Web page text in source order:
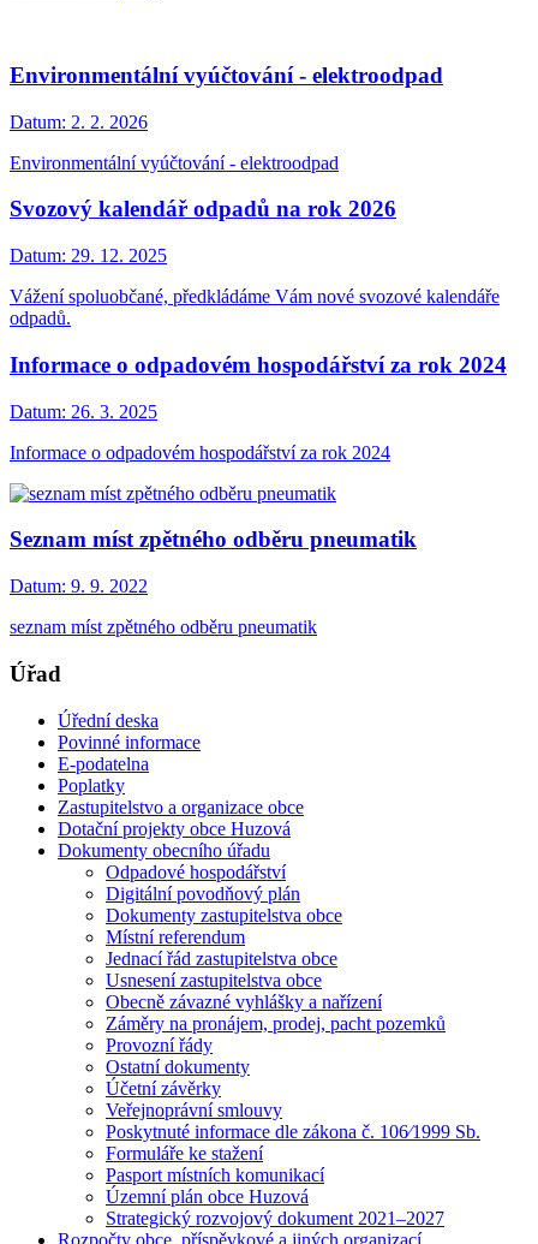
Environmentální vyúčtování - elektroodpad
Datum: 2. 2. 2026
Environmentální vyúčtování - elektroodpad
Svozový kalendář odpadů na rok 2026
Datum: 29. 12. 2025
Vážení spoluobčané, předkládáme Vám nové svozové kalendáře
odpadů.
Informace o odpadovém hospodářství za rok 2024
Datum: 26. 3. 2025
Informace o odpadovém hospodářství za rok 2024
Seznam míst zpětného odběru pneumatik
Datum: 9. 9. 2022
seznam míst zpětného odběru pneumatik
Úřad
Úřední deska
Povinné informace
E-podatelna
Poplatky
Zastupitelstvo a organizace obce
Dotační projekty obce Huzová
Dokumenty obecního úřadu
Odpadové hospodářství
Digitální povodňový plán
Dokumenty zastupitelstva obce
Místní referendum
Jednací řád zastupitelstva obce
Usnesení zastupitelstva obce
Obecně závazné vyhlášky a nařízení
Záměry na pronájem, prodej, pacht pozemků
Provozní řády
Ostatní dokumenty
Účetní závěrky
Veřejnoprávní smlouvy
Poskytnuté informace dle zákona č. 106⁄1999 Sb.
Formuláře ke stažení
Pasport místních komunikací
Územní plán obce Huzová
Strategický rozvojový dokument 2021–2027
Rozpočty obce, příspěvkové a jiných organizací